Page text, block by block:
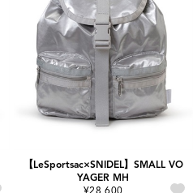
【LeSportsac×SNIDEL】SMALL VO
YAGER MH
¥28,600